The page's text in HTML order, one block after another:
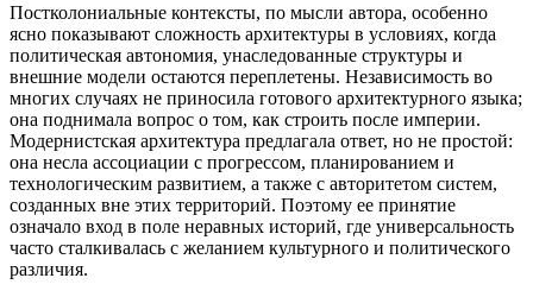
Постколониальные контексты, по мысли автора, особенно
ясно показывают сложность архитектуры в условиях, когда
политическая автономия, унаследованные структуры и
внешние модели остаются переплетены. Независимость во
многих случаях не приносила готового архитектурного языка;
она поднимала вопрос о том, как строить после империи.
Модернистская архитектура предлагала ответ, но не простой:
она несла ассоциации с прогрессом, планированием и
технологическим развитием, а также с авторитетом систем,
созданных вне этих территорий. Поэтому ее принятие
означало вход в поле неравных историй, где универсальность
часто сталкивалась с желанием культурного и политического
различия.